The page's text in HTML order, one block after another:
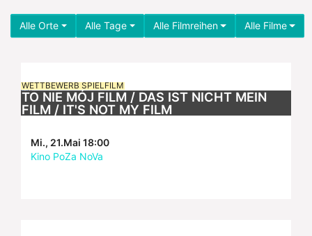
Alle Orte Alle Tage Alle Filmreihen Alle Filme
WETTBEWERB SPIELFILM
TO NIE MÓJ FILM / DAS IST NICHT MEIN
FILM / IT'S NOT MY FILM
Mi., 21.Mai 18:00
Kino PoZa NoVa